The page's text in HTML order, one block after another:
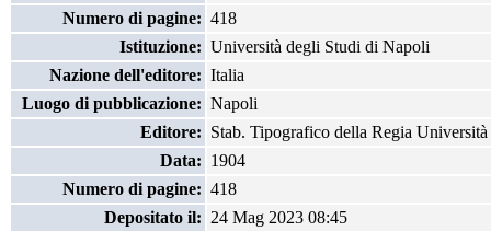
Numero di pagine: 418
Istituzione: Università degli Studi di Napoli
Nazione dell'editore: Italia
Luogo di pubblicazione: Napoli
Editore: Stab. Tipografico della Regia Università
Data: 1904
Numero di pagine: 418
Depositato il: 24 Mag 2023 08:45